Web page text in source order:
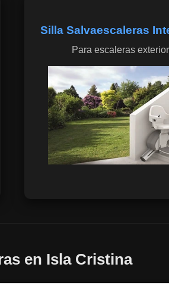
Silla Salvaescaleras
Para escaleras
en Isla Cristina